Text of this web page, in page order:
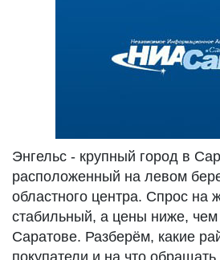
Энгельс - крупный город в
расположенный на левом
областного центра. Спрос на
стабильный, а цены ниже,
Саратове. Разберём, какие
покупатели и на что